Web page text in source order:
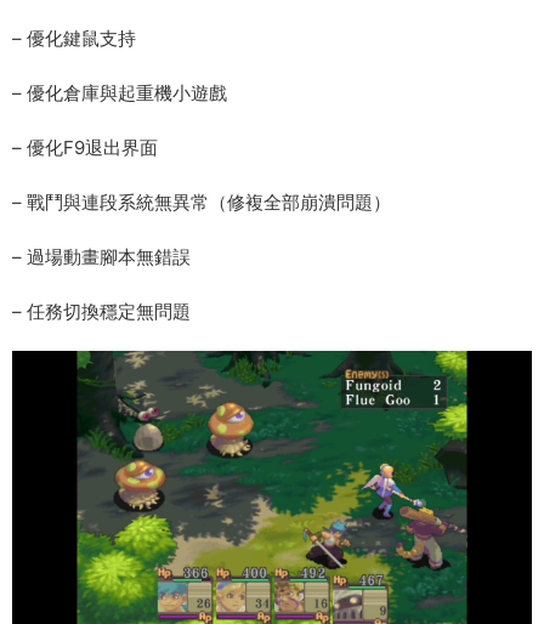
– 優化鍵鼠支持
– 優化倉庫與起重機小遊戲
– 優化F9退出界面
– 戰鬥與連段系統無異常（修複全部崩潰問題）
– 過場動畫腳本無錯誤
– 任務切換穩定無問題